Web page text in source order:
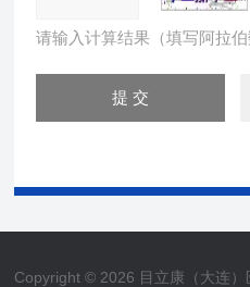
请输入计算结果（填写阿拉
Copyright © 2026 目立康（大连